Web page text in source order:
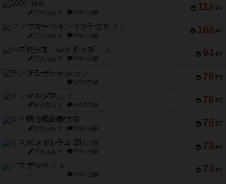
112 PT
1809
紹介文あり 1件の投稿
108 PT
ファースト・イン・フライト
紹介文あり 3件の投稿
94 PT
モズビ－ズ・レイダ－ズ
紹介文あり 1件の投稿
79 PT
テンプテーション
2件の投稿
78 PT
インドネシア
紹介文あり 2件の投稿
75 PT
宵と暁の呪文書
紹介文あり 8件の投稿
73 PT
リスボン・トラム 28
紹介文あり 9件の投稿
73 PT
アマナイト
1件の投稿